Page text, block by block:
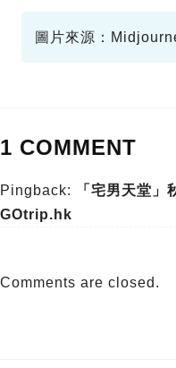
圖片來源：
1 COMMENT
Pingback:
「宅男天堂
GOtrip.hk
Comments are closed.